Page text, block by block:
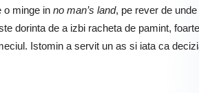
o minge in no man’s land, pe rever de
dorinta de a izbi racheta de pamint,
Istomin a servit un as si iata ca